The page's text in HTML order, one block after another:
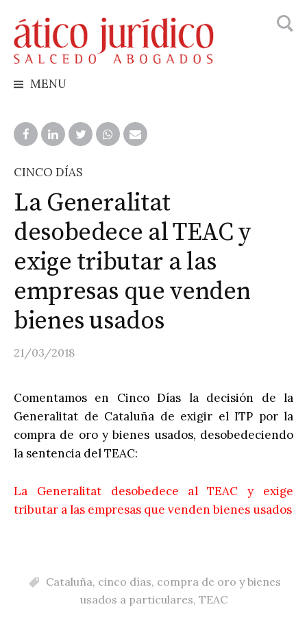
to
content
MENU
CINCO DÍAS
La Generalitat
desobedece al TEAC y
exige tributar a las
empresas que venden
bienes usados
21/03/2018
Comentamos en Cinco Días la decisión de la
Generalitat de Cataluña de exigir el ITP por la
compra de oro y bienes usados, desobedeciendo
la sentencia del TEAC:
La Generalitat desobedece al TEAC y exige
tributar a las empresas que venden bienes usados
Cataluña, cinco días, compra de oro y bienes
usados a particulares, TEAC